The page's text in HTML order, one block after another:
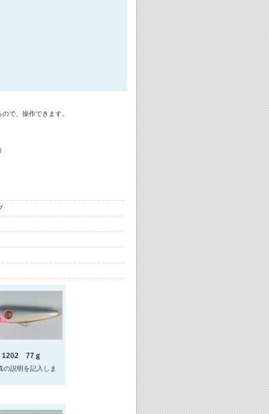
で、操作できます。
77ｇ
の説明を記入しま